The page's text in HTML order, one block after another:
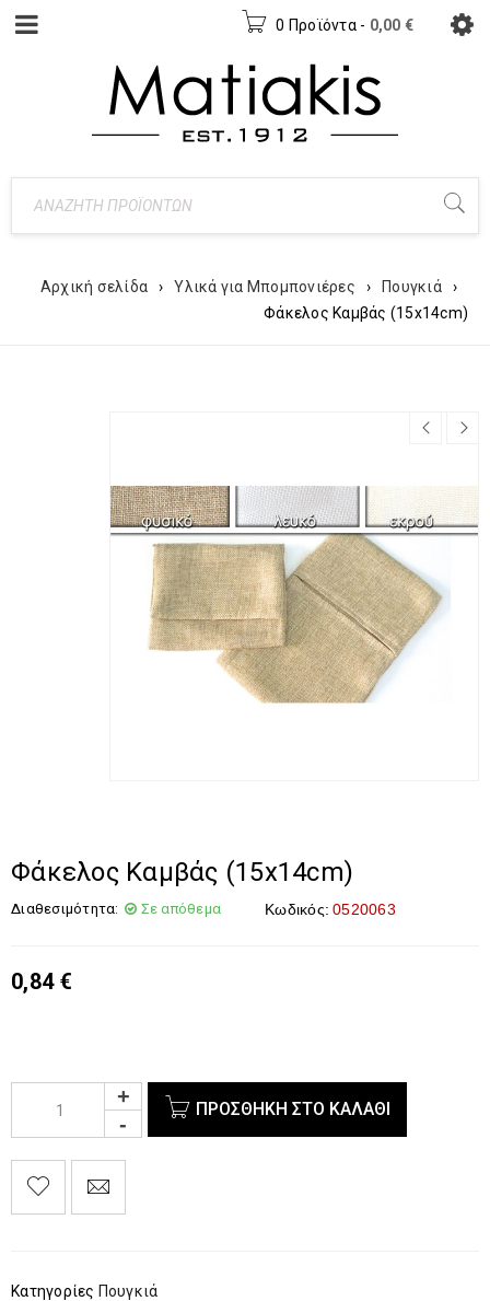
0 Προϊόντα - 0,00 €
Αρχική σελίδα › Υλικά για Μπομπονιέρες › Πουγκιά
›
Φάκελος Καμβάς (15x14cm)
Φάκελος Καμβάς (15x14cm)
Διαθεσιμότητα: Σε απόθεμα Κωδικός: 0520063
0,84 €
ΠΡΟΣΘΉΚΗ ΣΤΟ ΚΑΛΆΘΙ
Κατηγορίες Πουγκιά